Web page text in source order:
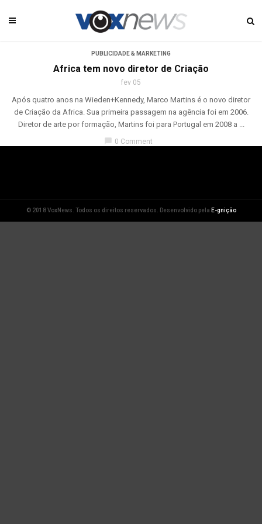
PUBLICIDADE & MARKETING
Africa tem novo diretor de Criação
fev 05
Após quatro anos na Wieden+Kennedy, Marco Martins é o novo diretor
de Criação da Africa. Sua primeira passagem na agência foi em 2006.
Diretor de arte por formação, Martins foi para Portugal em 2008 a ...
chat_bubble 0 Comment
© 2018 VoxNews. Todos os direitos reservados. Desenvolvido pela E-gnição